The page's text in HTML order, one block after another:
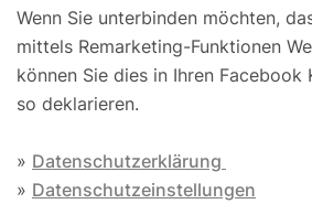
Wenn Sie unterbinden möchten,
mittels Remarketing-Funktionen
können Sie dies in Ihren Facebook
so deklarieren.
» Datenschutzerklärung
» Datenschutzeinstellungen